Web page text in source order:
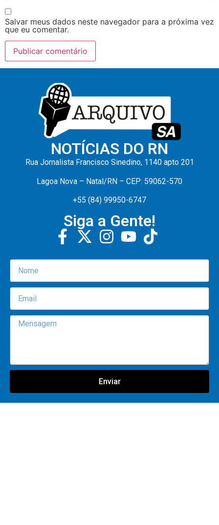
Salvar meus dados neste navegador para a próxima vez
que eu comentar.
NOTÍCIAS DO RN
Rua Jornalista Francisco Sinedino, 1140 apto 201
Lagoa Nova – Natal/RN – CEP: 59062-570
+55 (84) 99950-6747
Siga a Gente!
Enviar